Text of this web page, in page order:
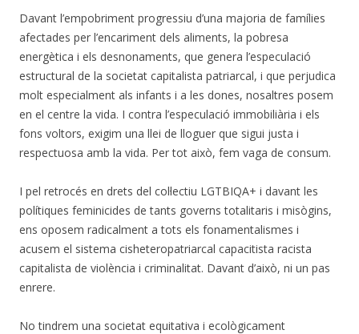
Davant l’empobriment progressiu d’una majoria de famílies
afectades per l’encariment dels aliments, la pobresa
energètica i els desnonaments, que genera l’especulació
estructural de la societat capitalista patriarcal, i que perjudica
molt especialment als infants i a les dones, nosaltres posem
en el centre la vida. I contra l’especulació immobiliària i els
fons voltors, exigim una llei de lloguer que sigui justa i
respectuosa amb la vida. Per tot això, fem vaga de consum.
I pel retrocés en drets del col·lectiu LGTBIQA+ i davant les
polítiques feminicides de tants governs totalitaris i misògins,
ens oposem radicalment a tots els fonamentalismes i
acusem el sistema cisheteropatriarcal capacitista racista
capitalista de violència i criminalitat. Davant d’això, ni un pas
enrere.
No tindrem una societat equitativa i ecològicament